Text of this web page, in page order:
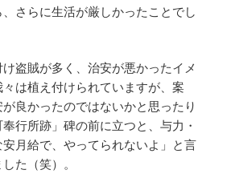
さらに生活が厳しかったことでし
盗賊が多く、治安が悪かったイメ
は植え付けられていますが、案
良かったのではないかと思ったり
行所跡」碑の前に立つと、与力・
月給で、やってられないよ」と言
た（笑）。